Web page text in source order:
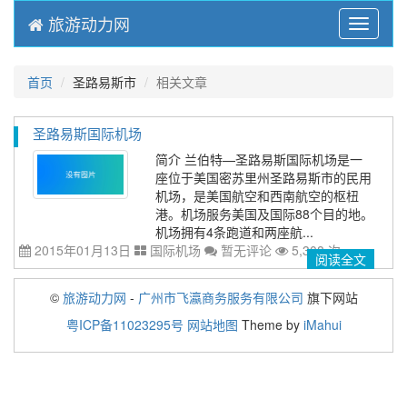
Menu
旅游动力网
首页 圣路易斯市 相关文章
圣路易斯国际机场
简介 兰伯特—圣路易斯国际机场是一
座位于美国密苏里州圣路易斯市的民用
机场，是美国航空和西南航空的枢杻
港。机场服务美国及国际88个目的地。
机场拥有4条跑道和两座航...
2015年01月13日
国际机场 暂无评论 5,308 次阅读全文
© 旅游动力网 - 广州市飞瀛商务服务有限公司 旗下网站
粤ICP备11023295号 网站地图 Theme by iMahui